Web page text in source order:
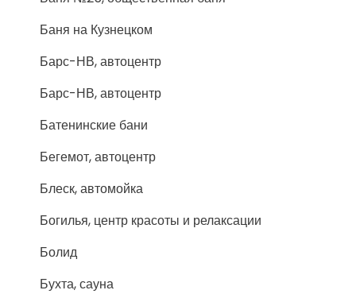
Баня на Кузнецком
Барс-НВ, автоцентр
Барс-НВ, автоцентр
Батенинские бани
Бегемот, автоцентр
Блеск, автомойка
Богилья, центр красоты и релаксации
Болид
Бухта, сауна